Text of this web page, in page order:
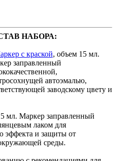
НАБОРА:
с краской, объем 15 мл.
заправленный
автоэмалью,
заводскому цвету и
мл. Маркер заправленный
лаком для
эффекта и защиты от
среды.